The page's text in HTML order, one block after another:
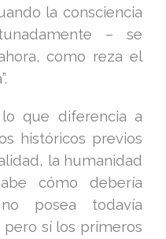
la consciencia
– se
como reza el
que diferencia a
históricos previos
la humanidad
cómo debería
posea todavía
sí los primeros